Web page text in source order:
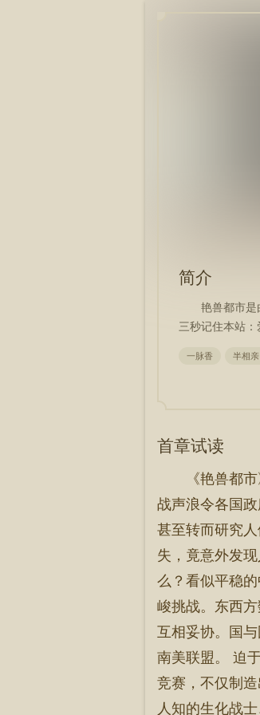
简介
艳兽都市是
三秒记住本站
一脉香 半相
首章试读
《艳兽都
战声浪令各国
甚至转而研究
失，竟意外发
么？看似平稳
峻挑战。东西
互相妥协。国
南美联盟。 迫
竞赛，不仅制
人知的生化战